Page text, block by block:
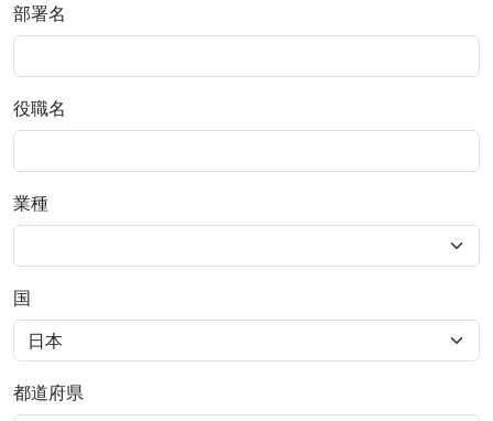
部署名
役職名
業種
国
都道府県